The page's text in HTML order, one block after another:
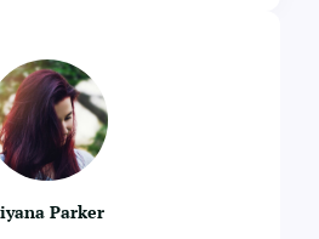
ö
ğ
r
e
n
c
i
Parker